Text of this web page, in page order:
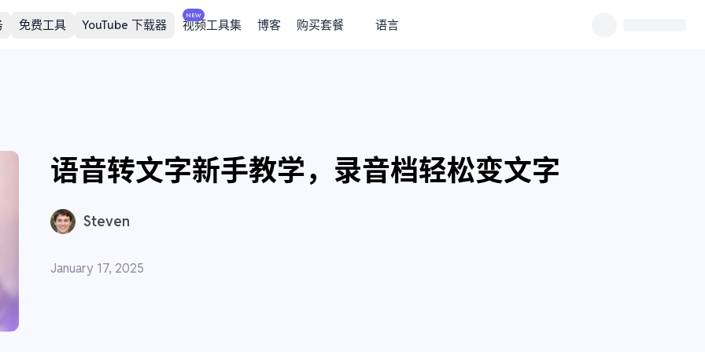
免费工具 YouTube 下载器
NEW
视频工具集 博客 购买套餐 语言
语音转文字新手教学，录音档轻松变文字
Steven
January 17, 2025